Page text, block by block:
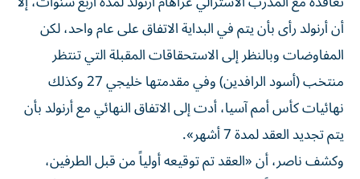
أن أرنولد رأى بأن يتم في البداية الاتفاق على عام واحد، لكن
المفاوضات وبالنظر إلى الاستحقاقات المقبلة التي تنتظر
منتخب (أسود الرافدين) وفي مقدمتها خليجي 27 وكذلك
نهائيات كأس أمم آسيا، أدت إلى الاتفاق النهائي مع أرنولد بأن
يتم تجديد العقد لمدة 7 أشهر».
وكشف ناصر، أن «العقد تم توقيعه أولياً من قبل الطرفين،